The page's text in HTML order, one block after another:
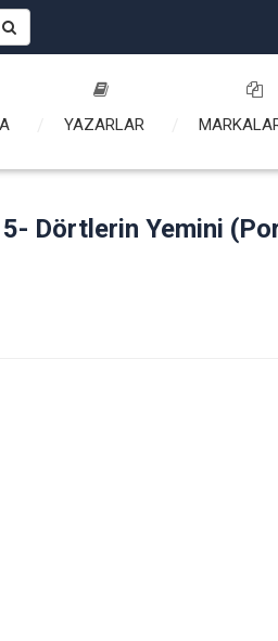
YAZARLAR
Dörtlerin Yemini